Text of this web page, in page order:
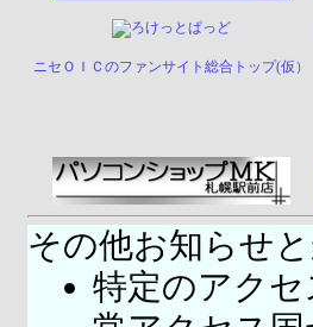
ニセＯＩＣのファンサイト総合トップ(仮）
その他お知らせと
特定のアク